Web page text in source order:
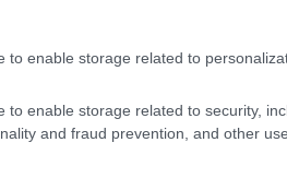
to enable storage related to
to enable storage related to security,
and fraud prevention, and other